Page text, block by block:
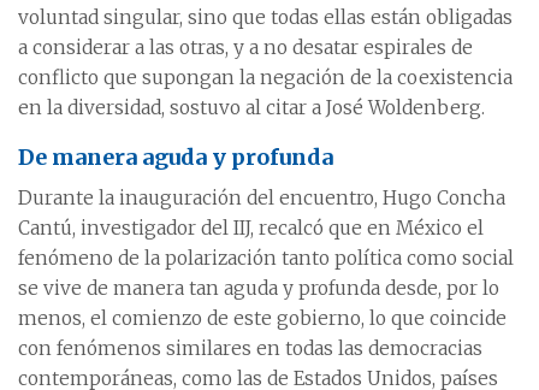
voluntad singular, sino que todas ellas están obligadas
a considerar a las otras, y a no desatar espirales de
conflicto que supongan la negación de la coexistencia
en la diversidad, sostuvo al citar a José Woldenberg.
De manera aguda y profunda
Durante la inauguración del encuentro, Hugo Concha
Cantú, investigador del IIJ, recalcó que en México el
fenómeno de la polarización tanto política como social
se vive de manera tan aguda y profunda desde, por lo
menos, el comienzo de este gobierno, lo que coincide
con fenómenos similares en todas las democracias
contemporáneas, como las de Estados Unidos, países